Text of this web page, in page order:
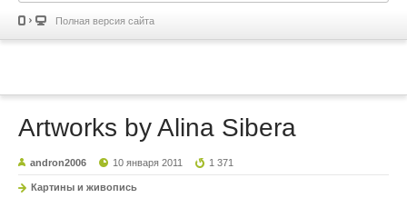
Полная версия сайта
Artworks by Alina Sibera
andron2006 10 января 2011 1 371
Картины и живопись